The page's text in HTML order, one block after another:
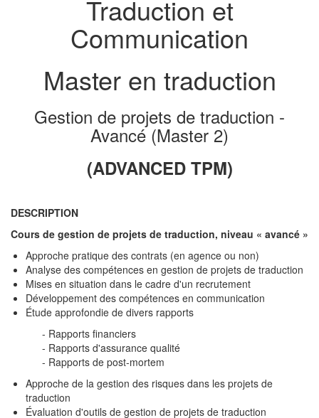
Traduction et
Communication
Master en traduction
Gestion de projets de traduction -
Avancé (Master 2)
(ADVANCED TPM)
DESCRIPTION
Cours de gestion de projets de traduction, niveau « avancé »
Approche pratique des contrats (en agence ou non)
Analyse des compétences en gestion de projets de traduction
Mises en situation dans le cadre d'un recrutement
Développement des compétences en communication
Étude approfondie de divers rapports
- Rapports financiers
- Rapports d'assurance qualité
- Rapports de post-mortem
Approche de la gestion des risques dans les projets de
traduction
Évaluation d'outils de gestion de projets de traduction